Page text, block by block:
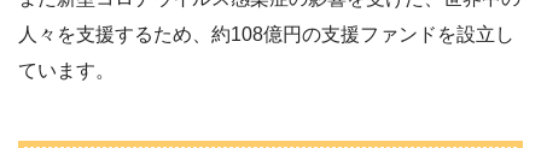
人々を支援するため、約108億円の支援ファンドを設立し
ています。